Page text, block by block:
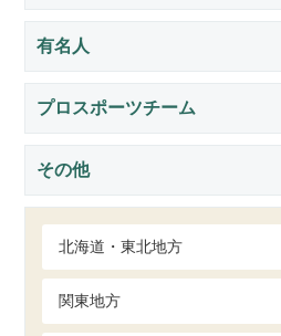
有名人
プロスポーツチーム
その他
北海道・東北地方
関東地方